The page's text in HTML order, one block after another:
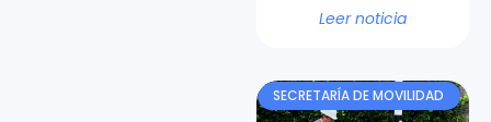
Leer noticia
SECRETARÍA DE MOVILIDAD